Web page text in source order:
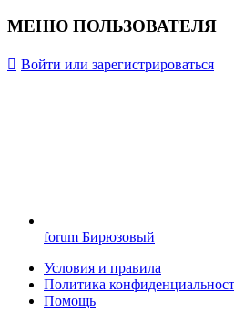
МЕНЮ ПОЛЬЗОВАТЕЛЯ
Войти или зарегистрироваться
forum Бирюзовый
Условия и правила
Политика
Помощь